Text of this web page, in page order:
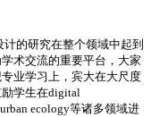
的研究在整个领域中起到
术交流的重要平台，大家
业学习上，宾大在大尺度
学生在digital
ecology等诸多领域进